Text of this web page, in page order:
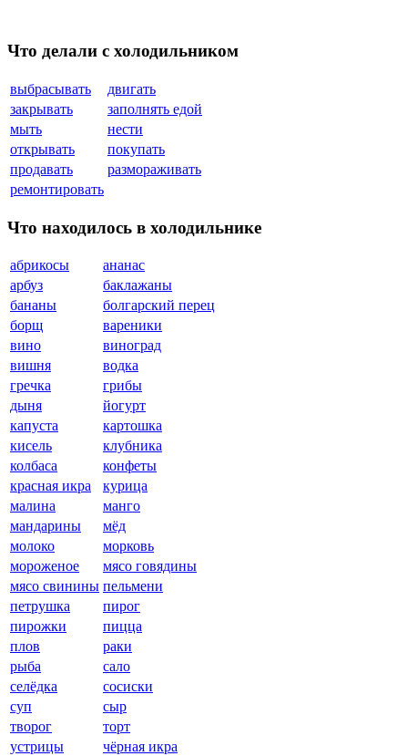
Что делали с холодильником
выбрасывать
двигать
закрывать
заполнять едой
мыть
нести
открывать
покупать
продавать
размораживать
ремонтировать
Что находилось в холодильнике
абрикосы
ананас
арбуз
баклажаны
бананы
болгарский перец
борщ
вареники
вино
виноград
вишня
водка
гречка
грибы
дыня
йогурт
капуста
картошка
кисель
клубника
колбаса
конфеты
красная икра
курица
малина
манго
мандарины
мёд
молоко
морковь
мороженое
мясо говядины
мясо свинины пельмени
петрушка
пирог
пирожки
пицца
плов
раки
рыба
сало
селёдка
сосиски
суп
сыр
творог
торт
устрицы
чёрная икра